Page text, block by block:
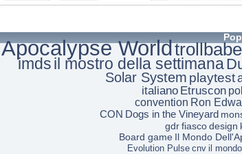
Apocalypse Worldtrollbabe
imdsil mostro della settimana
Solar System playtest
italiano Etruscon
convention Ron
CON Dogs in the Vineyard
gdr fiasco design
Board game Il Mondo
Evolution Pulse cnv il